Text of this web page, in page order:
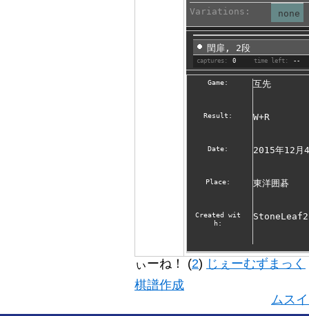
Variations: none
閏扉, 2段
captures: 0 time left: --
Game: 互先
Result: W+R
Date: 2015年12月
Place: 東洋囲碁
Created wit
h:
StoneLeaf2
ぃーね！ (2) じぇーむずまっく
棋譜作成
ムス